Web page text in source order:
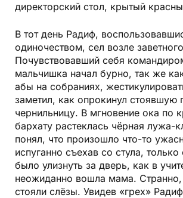
директорский стол, крытый
В тот день Радиф,
одиночеством, сел возле
Почувствовавший себя
мальчишка начал бурно, так же
абы на собраниях,
заметил, как опрокинул стоявшую
чернильницу. В мгновение ока по
бархату растеклась чёрная лужа-
понял, что произошло что-то
испуганно съехав со стула, только
было улизнуть за дверь, как в
неожиданно вошла мама. Странно,
стояли слёзы. Увидев «грех»